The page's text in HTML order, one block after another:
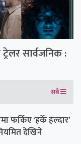
ट्रेलर सार्वजनिक :
सबै
फर्किए ‘हर्के हल्दार’
देखिने